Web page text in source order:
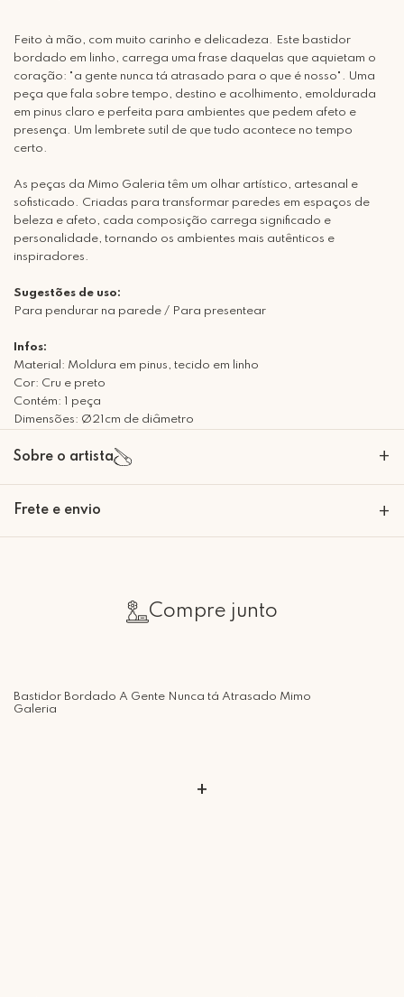
Feito à mão, com muito carinho e delicadeza. Este bastidor
bordado em linho, carrega uma frase daquelas que aquietam o
coração: "a gente nunca tá atrasado para o que é nosso". Uma
peça que fala sobre tempo, destino e acolhimento, emoldurada
em pinus claro e perfeita para ambientes que pedem afeto e
presença. Um lembrete sutil de que tudo acontece no tempo
certo.
As peças da Mimo Galeria têm um olhar artístico, artesanal e
sofisticado. Criadas para transformar paredes em espaços de
beleza e afeto, cada composição carrega significado e
personalidade, tornando os ambientes mais autênticos e
inspiradores.
Sugestões de uso:
Para pendurar na parede / Para presentear
Infos:
Material: Moldura em pinus, tecido em linho
Cor: Cru e preto
Contém: 1 peça
Dimensões: Ø21cm de diâmetro
Sobre o artista +
A Mimo Galeria nasceu para transformar paredes em expressões de
Frete e envio +
Que tal agendar um horário?
Rua Regente Feijó, 1048 - Piracicaba Atendimento: Segunda a Sexta-
Compre junto
Bastidor Bordado A Gente Nunca tá Atrasado Mimo
Galeria
+